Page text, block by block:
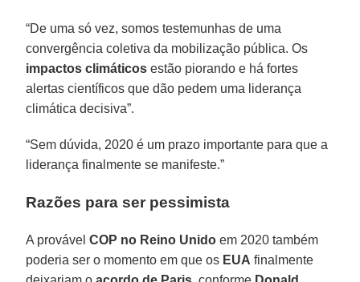
“De uma só vez, somos testemunhas de uma
convergência coletiva da mobilização pública. Os
impactos climáticos estão piorando e há fortes
alertas científicos que dão pedem uma liderança
climática decisiva”.
“Sem dúvida, 2020 é um prazo importante para que a
liderança finalmente se manifeste.”
Razões para ser pessimista
A provávelCOP no Reino Unido em 2020 também
poderia ser o momento em que os EUA finalmente